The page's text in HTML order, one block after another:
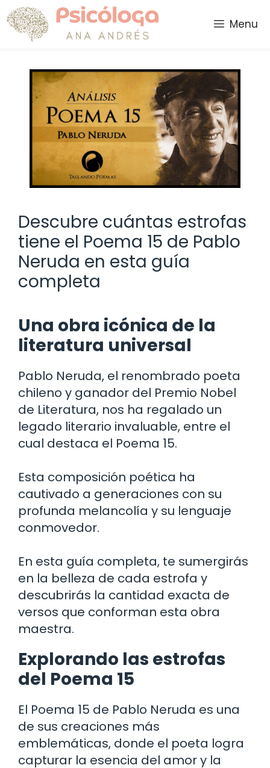
Saltar
al
contenido
Menu
Descubre cuántas estrofas
tiene el Poema 15 de Pablo
Neruda en esta guía
completa
Una obra icónica de la
literatura universal
Pablo Neruda, el renombrado poeta
chileno y ganador del Premio Nobel
de Literatura, nos ha regalado un
legado literario invaluable, entre el
cual destaca el Poema 15.
Esta composición poética ha
cautivado a generaciones con su
profunda melancolía y su lenguaje
conmovedor.
En esta guía completa, te sumergirás
en la belleza de cada estrofa y
descubrirás la cantidad exacta de
versos que conforman esta obra
maestra.
Explorando las estrofas
del Poema 15
El Poema 15 de Pablo Neruda es una
de sus creaciones más
emblemáticas, donde el poeta logra
capturar la esencia del amor y la